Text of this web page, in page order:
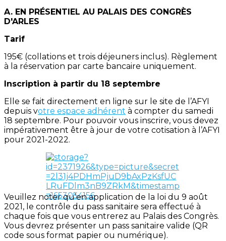
A. EN PRÉSENTIEL AU PALAIS DES CONGRÈS
D'ARLES
Tarif
195€ (collations et trois déjeuners inclus). Règlement
à la réservation par carte bancaire uniquement.
Inscription à partir du 18 septembre
Elle se fait directement en ligne sur le site de l’AFYI
depuis votre espace adhérent à compter du samedi
18 septembre. Pour pouvoir vous inscrire, vous devez
impérativement être à jour de votre cotisation à l’AFYI
pour 2021-2022.
Veuillez noter qu’en application de la loi du 9 août
2021, le contrôle du pass sanitaire sera effectué à
chaque fois que vous entrerez au Palais des Congrès.
Vous devrez présenter un pass sanitaire valide (QR
code sous format papier ou numérique).